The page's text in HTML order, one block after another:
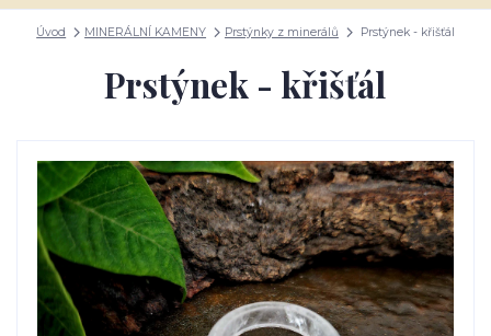
Úvod MINERÁLNÍ KAMENY Prstýnky z minerálů Prstýnek - křišťál
Prstýnek - křišťál